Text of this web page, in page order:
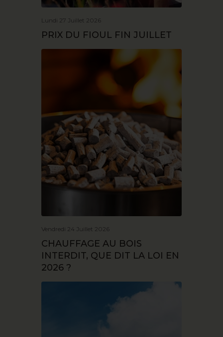
Lundi 27 Juillet 2026
PRIX DU FIOUL FIN JUILLET
Vendredi 24 Juillet 2026
CHAUFFAGE AU BOIS
INTERDIT, QUE DIT LA LOI EN
2026 ?